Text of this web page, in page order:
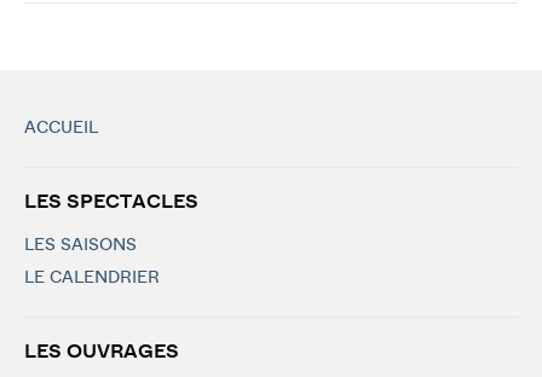
ACCUEIL
LES SPECTACLES
LES SAISONS
LE CALENDRIER
LES OUVRAGES